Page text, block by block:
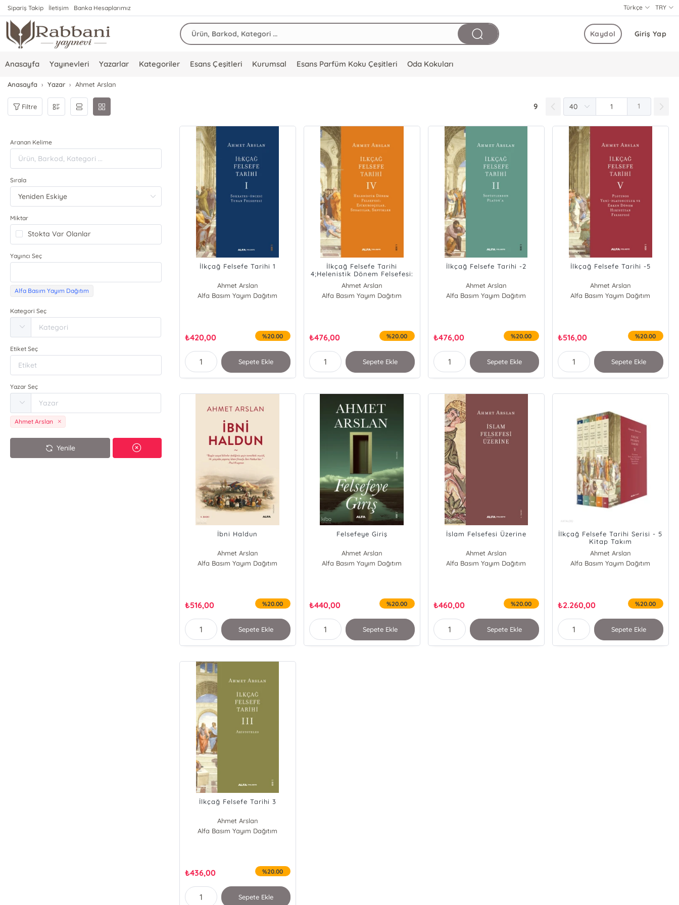
Sipariş Takip İletişim Banka Hesaplarımız TRY
Türkçe
Giriş Yap
Kaydol
Anasayfa Yayınevleri Yazarlar Kategoriler Esans Çeşitleri Kurumsal Esans Parfüm Koku Çeşitleri Oda Kokuları
Anasayfa Yazar Ahmet Arslan
Filtre 9 1
Aranan Kelime
Sırala
Miktar
Stokta Var Olanlar
Yayıncı Seç
Alfa Basım Yayım Dağıtım
Kategori Seç
Etiket Seç
Yazar Seç
Ahmet Arslan
Yenile
İlkçağ Felsefe Tarihi 1
Ahmet Arslan
Alfa Basım Yayım Dağıtım
₺420,00 %20.00
Sepete Ekle
İlkçağ Felsefe Tarihi
4;Helenistik Dönem Felsefesi:
Epikurosçular, Stoacılar,
Septikler
Ahmet Arslan
Alfa Basım Yayım Dağıtım
₺476,00 %20.00
Sepete Ekle
İlkçağ Felsefe Tarihi -2
Ahmet Arslan
Alfa Basım Yayım Dağıtım
₺476,00 %20.00
Sepete Ekle
İlkçağ Felsefe Tarihi -5
Ahmet Arslan
Alfa Basım Yayım Dağıtım
₺516,00 %20.00
Sepete Ekle
İbni Haldun
Ahmet Arslan
Alfa Basım Yayım Dağıtım
₺516,00 %20.00
Sepete Ekle
Felsefeye Giriş
Ahmet Arslan
Alfa Basım Yayım Dağıtım
₺440,00 %20.00
Sepete Ekle
İslam Felsefesi Üzerine
Ahmet Arslan
Alfa Basım Yayım Dağıtım
₺460,00 %20.00
Sepete Ekle
İlkçağ Felsefe Tarihi Serisi - 5
Kitap Takım
Ahmet Arslan
Alfa Basım Yayım Dağıtım
₺2.260,00 %20.00
Sepete Ekle
İlkçağ Felsefe Tarihi 3
Ahmet Arslan
Alfa Basım Yayım Dağıtım
₺436,00 %20.00
Sepete Ekle